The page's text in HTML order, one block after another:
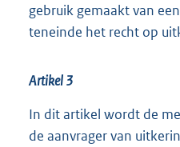
gebruik gemaakt van
teneinde het recht op
Artikel 3
In dit artikel wordt de
de aanvrager van